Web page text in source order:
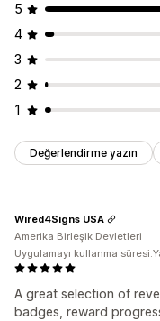
5
4
3
2
1
Değerlendirme yazın
A great selection of
badges, reward
Wired4Signs USA
Amerika Birleşik Devletleri
Uygulamayı kullanma